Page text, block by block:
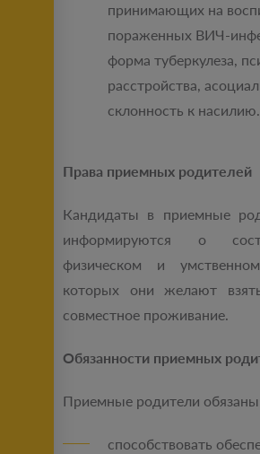
принимающих на
пораженных ВИЧ-
форма туберкулеза,
расстройства,
склонность к насилию.
Права приемных родителей
Кандидаты в приемные
информируются о
физическом и
которых они желают
совместное проживание.
Обязанности приемных
Приемные родители
способствовать